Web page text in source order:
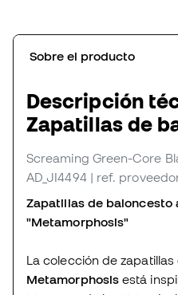
Sobre el producto
Descripción
Zapatillas de
Screaming Green-Core
AD_JI4494 | ref.
Zapatillas de baloncesto
"Metamorphosis"
La colección de
Metamorphosis está